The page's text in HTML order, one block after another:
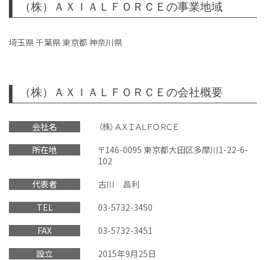
（株）ＡＸＩＡＬＦＯＲＣＥの事業地域
埼玉県 千葉県 東京都 神奈川県
（株）ＡＸＩＡＬＦＯＲＣＥの会社概要
会社名
（株）ＡＸＩＡＬＦＯＲＣＥ
所在地
〒146-0095 東京都大田区多摩川1-22-6-
102
代表者
古川 昌利
TEL
03-5732-3450
FAX
03-5732-3451
設立
2015年9月25日